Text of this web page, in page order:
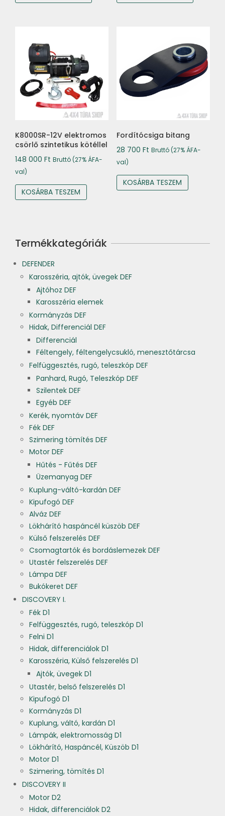
K8000SR-12V elektromos
csörlő szintetikus kötéllel
148 000 Ft Bruttó (27% ÁFA-
val)
KOSÁRBA TESZEM
Fordítócsiga bitang
28 700 Ft Bruttó (27% ÁFA-
val)
KOSÁRBA TESZEM
Termékkategóriák
DEFENDER
Karosszéria, ajtók, üvegek DEF
Ajtóhoz DEF
Karosszéria elemek
Kormányzás DEF
Hidak, Differenciál DEF
Differenciál
Féltengely, féltengelycsukló, menesztőtárcsa
Felfüggesztés, rugó, teleszkóp DEF
Panhard, Rugó, Teleszkóp DEF
Szilentek DEF
Egyéb DEF
Kerék, nyomtáv DEF
Fék DEF
Szimering tömítés DEF
Motor DEF
Hűtés - Fűtés DEF
Üzemanyag DEF
Kuplung-váltó-kardán DEF
Kipufogó DEF
Alváz DEF
Lökhárító haspáncél küszöb DEF
Külső felszerelés DEF
Csomagtartók és bordáslemezek DEF
Utastér felszerelés DEF
Lámpa DEF
Bukókeret DEF
DISCOVERY I.
Fék D1
Felfüggesztés, rugó, teleszkóp D1
Felni D1
Hidak, differenciálok D1
Karosszéria, Külső felszerelés D1
Ajtók, üvegek D1
Utastér, belső felszerelés D1
Kipufogó D1
Kormányzás D1
Kuplung, váltó, kardán D1
Lámpák, elektromosság D1
Lökhárító, Haspáncél, Küszöb D1
Motor D1
Szimering, tömítés D1
DISCOVERY II
Motor D2
Hidak, differenciálok D2